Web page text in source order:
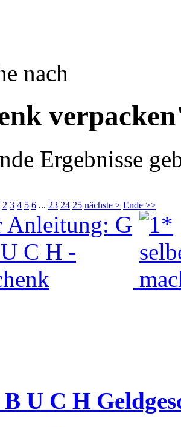
nach
Ergebnisse
2 3 4 5 6 ... 23 24 25 nächste > Ende >>
U C H